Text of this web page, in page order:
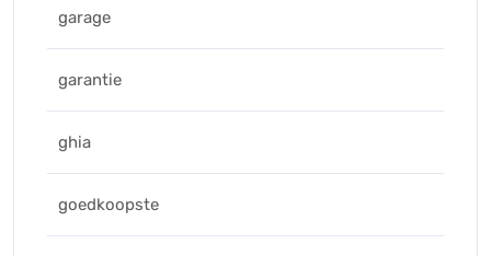
garage
garantie
ghia
goedkoopste